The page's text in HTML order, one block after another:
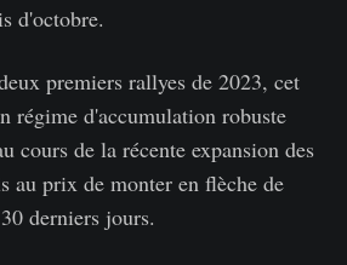
d'octobre.
premiers rallyes de 2023, cet
régime d'accumulation robuste
cours de la récente expansion des
au prix de monter en flèche de
derniers jours.